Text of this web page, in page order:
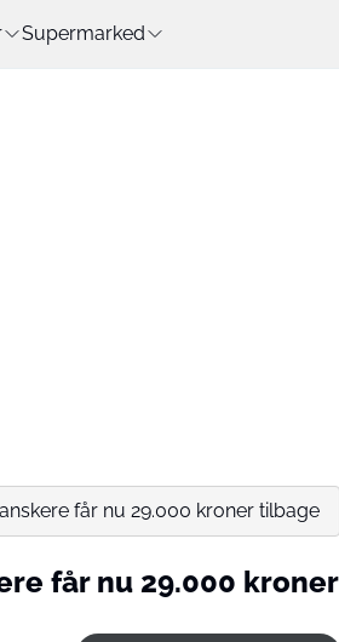
Supermarked
får nu 29.000 kroner tilbage
får nu 29.000 kroner